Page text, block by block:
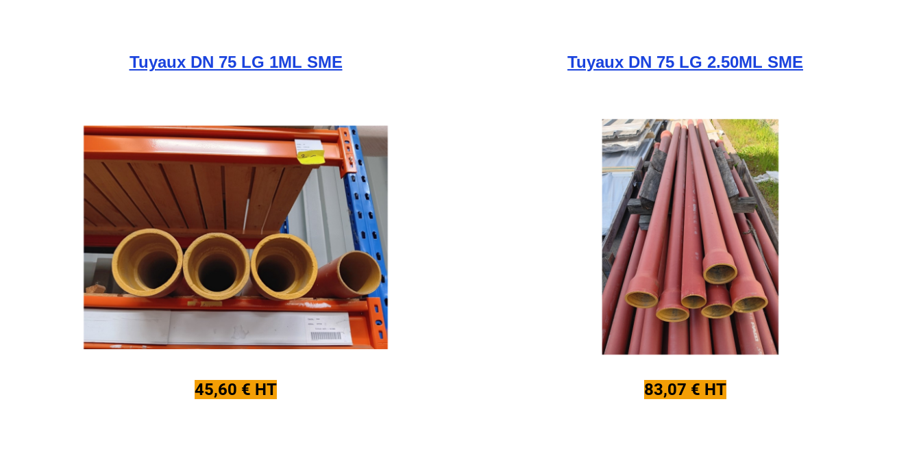
Tuyaux DN 75 LG 1ML SME
45,60 € HT
Tuyaux DN 75 LG 2.50ML SME
83,07 € HT